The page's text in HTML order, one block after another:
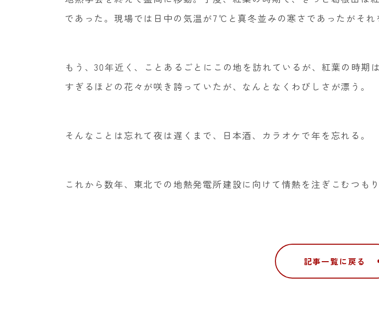
であった。現場では日中の気温が7℃と真冬並みの寒さであったがそれ
もう、30年近く、ことあるごとにこの地を訪れているが、紅葉の時期
すぎるほどの花々が咲き誇っていたが、なんとなくわびしさが漂う。
そんなことは忘れて夜は遅くまで、日本酒、カラオケで年を忘れる。
これから数年、東北での地熱発電所建設に向けて情熱を注ぎこむつもり
記事一覧に戻る